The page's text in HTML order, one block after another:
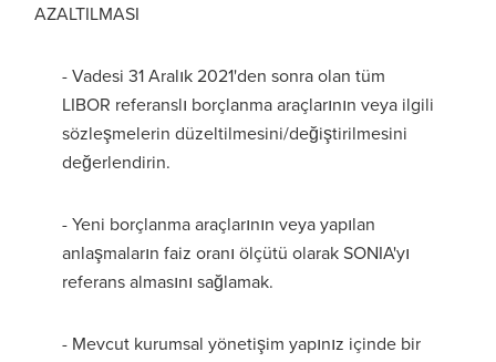
AZALTILMASI
- Vadesi 31 Aralık 2021'den sonra olan tüm
LIBOR referanslı borçlanma araçlarının veya ilgili
sözleşmelerin düzeltilmesini/değiştirilmesini
değerlendirin.
- Yeni borçlanma araçlarının veya yapılan
anlaşmaların faiz oranı ölçütü olarak SONIA'yı
referans almasını sağlamak.
- Mevcut kurumsal yönetişim yapınız içinde bir